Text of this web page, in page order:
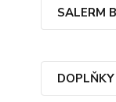
SALERM